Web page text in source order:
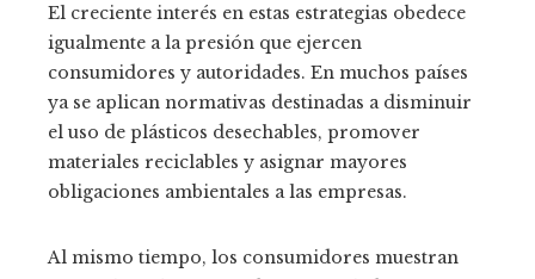
El creciente interés en estas estrategias obedece
igualmente a la presión que ejercen
consumidores y autoridades. En muchos países
ya se aplican normativas destinadas a disminuir
el uso de plásticos desechables, promover
materiales reciclables y asignar mayores
obligaciones ambientales a las empresas.
Al mismo tiempo, los consumidores muestran